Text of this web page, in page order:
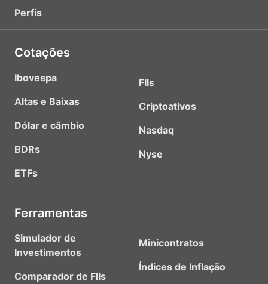
Perfis
Cotações
Ibovespa
Altas e Baixas
Dólar e câmbio
BDRs
ETFs
FIIs
Criptoativos
Nasdaq
Nyse
Ferramentas
Simulador de
Investimentos
Comparador de FIIs
Minicontratos
Índices de Inflação